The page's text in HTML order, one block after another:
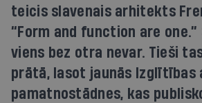
teicis slavenais arhitekts
“Form and function are one.”
viens bez otra nevar. Tieši
prātā, lasot jaunās
pamatnostādnes, kas